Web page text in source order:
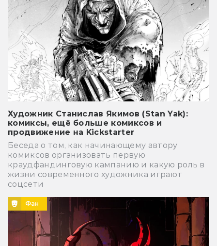
Художник Станислав Якимов (Stan Yak):
комиксы, ещё больше комиксов и
продвижение на Kickstarter
Беседа о том, как начинающему автору
комиксов организовать первую
краудфандинговую кампанию и какую роль в
жизни современного художника играют
соцсети
Фан